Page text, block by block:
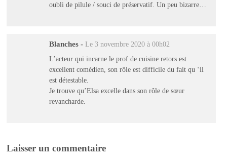
oubli de pilule / souci de préservatif. Un peu bizarre…
Blanches - Le 3 novembre 2020 à 00h02
L’acteur qui incarne le prof de cuisine retors est
excellent comédien, son rôle est difficile du fait qu ‘il
est détestable.
Je trouve qu’Elsa excelle dans son rôle de sœur
revancharde.
Laisser un commentaire